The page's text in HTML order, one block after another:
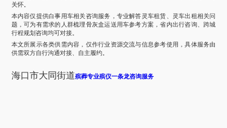
关怀。
本内容仅提供白事用车相关咨询服务，专业解答灵车租赁、灵车出租相关问
题，可为有需求的人群梳理骨灰盒运送用车参考方案，省内出行咨询、跨城
行程规划咨询均可对接。
本文所展示各类供需内容，仅作行业资源交流与信息参考使用，具体服务由
供需双方自行沟通对接、自主履约。
海口市大同街道殡葬专业殡仪一条龙咨询服务